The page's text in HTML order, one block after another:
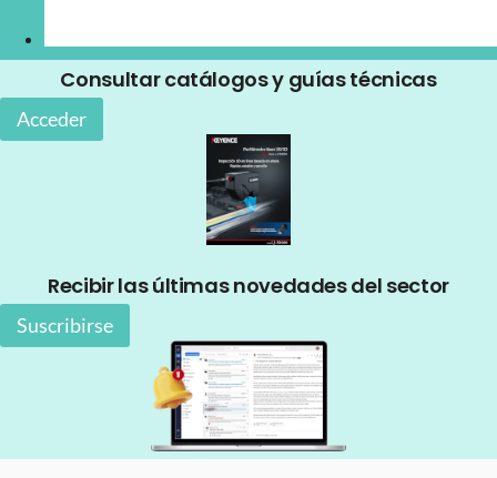
Consultar catálogos y guías técnicas
Acceder
Recibir las últimas novedades del sector
Suscribirse